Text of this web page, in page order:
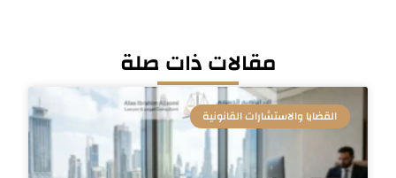
مقالات ذات صلة
القضايا والاستشارات القانونية